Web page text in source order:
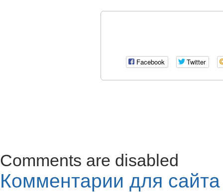
Facebook Twitter
Comments are disabled
Комментарии для